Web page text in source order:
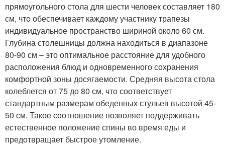
прямоугольного стола для шести человек составляет 180
см, что обеспечивает каждому участнику трапезы
индивидуальное пространство шириной около 60 см.
Глубина столешницы должна находиться в диапазоне
80-90 см – это оптимальное расстояние для удобного
расположения блюд и одновременного сохранения
комфортной зоны досягаемости. Средняя высота стола
колеблется от 75 до 80 см, что соответствует
стандартным размерам обеденных стульев высотой 45-
50 см. Такое соотношение позволяет поддерживать
естественное положение спины во время еды и
предотвращает быстрое утомление.